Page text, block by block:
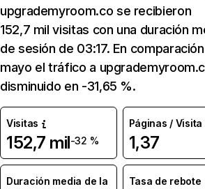
upgrademyroom.co se recibieron
152,7 mil visitas con una duración
de sesión de 03:17. En
mayo el tráfico a
disminuido en -31,65 %.
Visitas
152,7 mil-32 %
Páginas / Visita
1,37
Duración media de la
Tasa de rebote